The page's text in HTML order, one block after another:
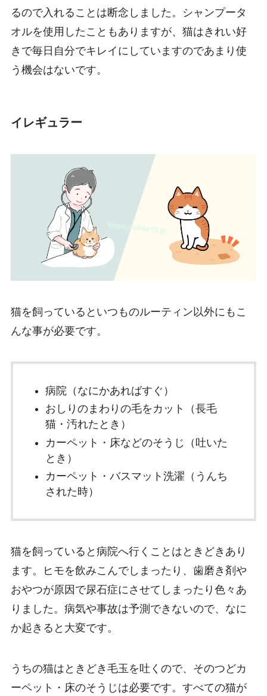
るので入れることは断念しました。シャンプータ
オルを使用したこともありますが、猫はきれい好
きで毎日自分でキレイにしていますのであまり使
う機会はないです。
イレギュラー
猫を飼っているといつものルーティン以外にもこ
んな事が必要です。
病院（なにかあればすぐ）
おしりのまわりの毛をカット（長毛
猫・汚れたとき）
カーペット・床などのそうじ（吐いた
とき）
カーペット・バスマット洗濯（うんち
された時）
猫を飼っていると病院へ行くことはときどきあり
ます。ヒモを飲みこんでしまったり、歯磨き剤や
おやつが原因で尿石症にさせてしまったり色々あ
りました。病気や事故は予測できないので、なに
か起きると大変です。
うちの猫はときどき毛玉を吐くので、そのつどカ
ーペット・床のそうじは必要です。すべての猫が